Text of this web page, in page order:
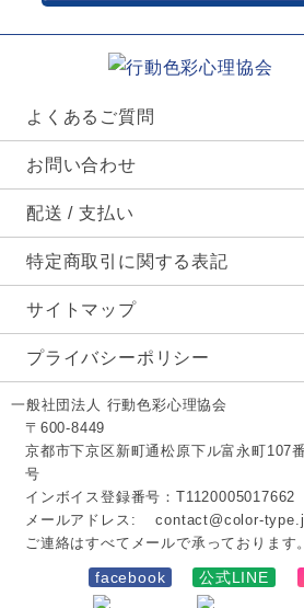
よくあるご質問
お問い合わせ
配送 / 支払い
特定商取引に関する表記
サイトマップ
プライバシーポリシー
一般社団法人 行動色彩心理協会
〒600-8449
京都市下京区新町通松原下ル富永町107
号
インボイス登録番号：T1120005017662
メールアドレス:
contact@color-
ご連絡はすべてメールで承っております。
facebook 公式LINE